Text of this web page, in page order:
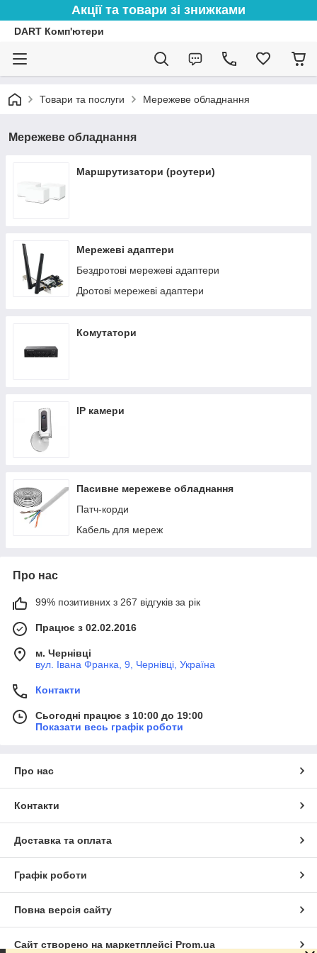
Акції та товари зі знижками
DART Комп'ютери
Товари та послуги Мережеве обладнання
Мережеве обладнання
Маршрутизатори (роутери)
Мережеві адаптери
Бездротові мережеві адаптери
Дротові мережеві адаптери
Комутатори
IP камери
Пасивне мережеве обладнання
Патч-корди
Кабель для мереж
Про нас
99% позитивних з 267 відгуків за рік
Працює з 02.02.2016
м. Чернівці
вул. Івана Франка, 9, Чернівці, Україна
Контакти
Сьогодні працює з 10:00 до 19:00
Показати весь графік роботи
Про нас
Контакти
Доставка та оплата
Графік роботи
Повна версія сайту
Сайт створено на маркетплейсі Prom.ua